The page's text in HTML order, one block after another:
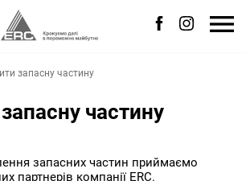
запасну частину
частину
запасних частин приймаємо
партнерів компанії ERC.